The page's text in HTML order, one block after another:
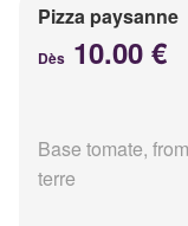
Pizza paysanne
Dès 10.00 €
Base tomate,
terre